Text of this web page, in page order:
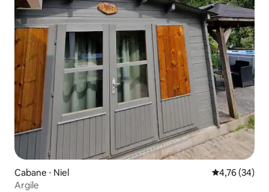
Cabane ⋅ Niel Évaluation
4,76 (34)
Argile